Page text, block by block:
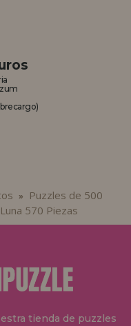
»
Puzzles de 500
570 Piezas
tienda de puzzles